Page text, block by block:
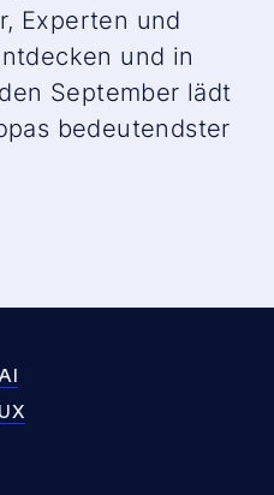
Experten und
und in
September lädt
bedeutendster
AI
UX